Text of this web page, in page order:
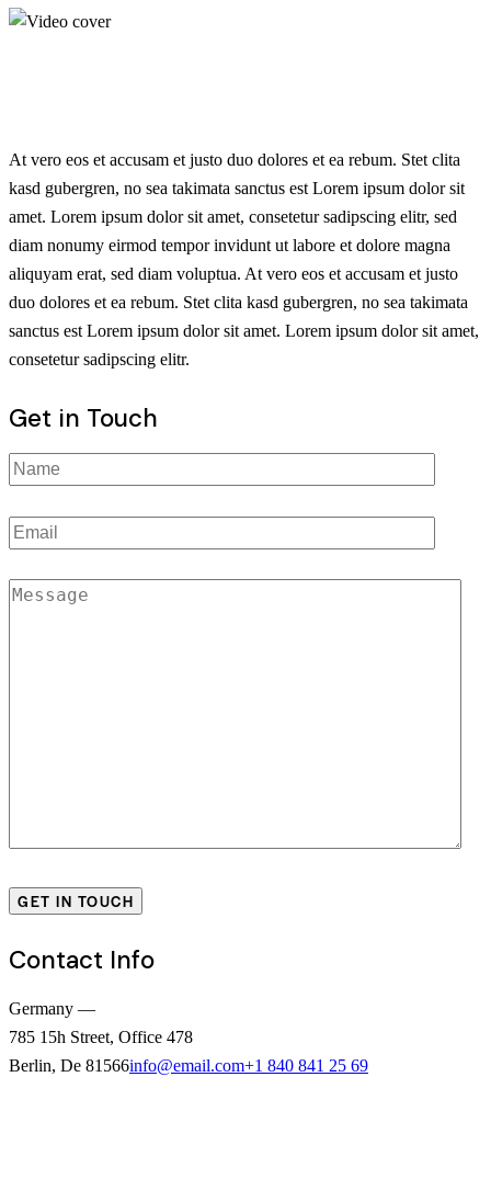
At vero eos et accusam et justo duo dolores et ea rebum. Stet clita
kasd gubergren, no sea takimata sanctus est Lorem ipsum dolor sit
amet. Lorem ipsum dolor sit amet, consetetur sadipscing elitr, sed
diam nonumy eirmod tempor invidunt ut labore et dolore magna
aliquyam erat, sed diam voluptua. At vero eos et accusam et justo
duo dolores et ea rebum. Stet clita kasd gubergren, no sea takimata
sanctus est Lorem ipsum dolor sit amet. Lorem ipsum dolor sit amet,
consetetur sadipscing elitr.
Get in Touch
Contact Info
Germany —
785 15h Street, Office 478
Berlin, De 81566info@email.com+1 840 841 25 69